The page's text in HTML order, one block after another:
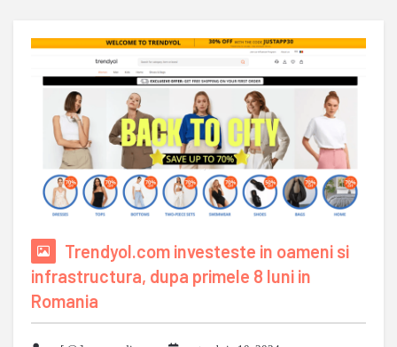
Trendyol.com investeste in oameni si
infrastructura, dupa primele 8 luni in
Romania